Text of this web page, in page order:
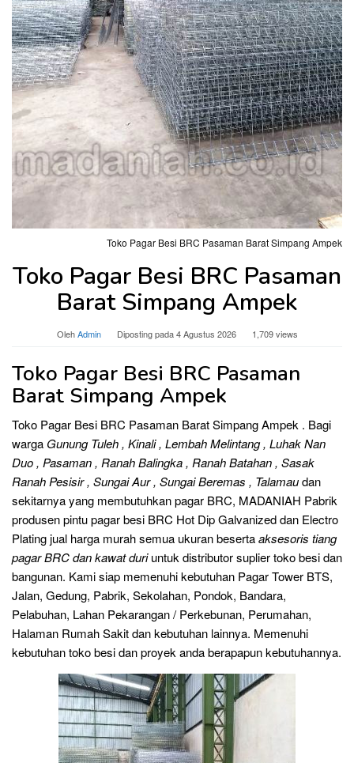
Toko Pagar Besi BRC Pasaman Barat Simpang Ampek
Toko Pagar Besi BRC Pasaman
Barat Simpang Ampek
OlehAdmin Diposting pada4 Agustus 2026 1,709 views
Toko Pagar Besi BRC Pasaman
Barat Simpang Ampek
Toko Pagar Besi BRC Pasaman Barat Simpang Ampek . Bagi
warga Gunung Tuleh , Kinali , Lembah Melintang , Luhak Nan
Duo , Pasaman , Ranah Balingka , Ranah Batahan , Sasak
Ranah Pesisir , Sungai Aur , Sungai Beremas , Talamaudan
sekitarnya yang membutuhkan pagar BRC, MADANIAH Pabrik
produsen pintu pagar besi BRC Hot Dip Galvanized dan Electro
Plating jual harga murah semua ukuran besertaaksesoris tiang
pagar BRC dan kawat duriuntuk distributor suplier toko besi dan
bangunan. Kami siap memenuhi kebutuhan Pagar Tower BTS,
Jalan, Gedung, Pabrik, Sekolahan, Pondok, Bandara,
Pelabuhan, Lahan Pekarangan / Perkebunan, Perumahan,
Halaman Rumah Sakit dan kebutuhan lainnya. Memenuhi
kebutuhan toko besi dan proyek anda berapapun kebutuhannya.